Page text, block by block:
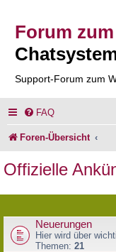
Forum
Support-Forum zum
FAQ
Foren-Übersicht
Offizielle
Neuerungen
Hier wird über
Themen: 21